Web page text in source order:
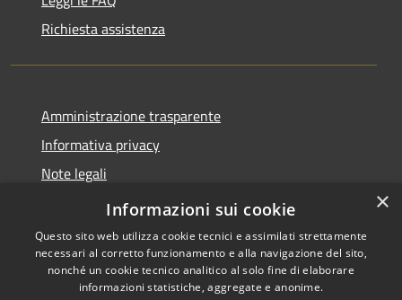
Richiesta assistenza
Amministrazione trasparente
Informativa privacy
Note legali
Dichiarazione di accessibilità
Copyright © 2026 • Comune di
×
Informazioni sui cookie
Questo sito web utilizza cookie tecnici e assimilati strettamente
necessari al corretto funzionamento e alla navigazione del sito,
nonché un cookie tecnico analitico al solo fine di elaborare
informazioni statistiche, aggregate e anonime.